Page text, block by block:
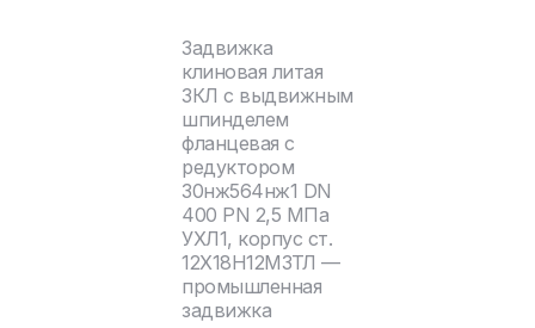
Задвижка
клиновая литая
ЗКЛ с выдвижным
шпинделем
фланцевая с
редуктором
30нж564нж1 DN
400 PN 2,5 МПа
УХЛ1, корпус ст.
12Х18Н12М3ТЛ —
промышленная
задвижка